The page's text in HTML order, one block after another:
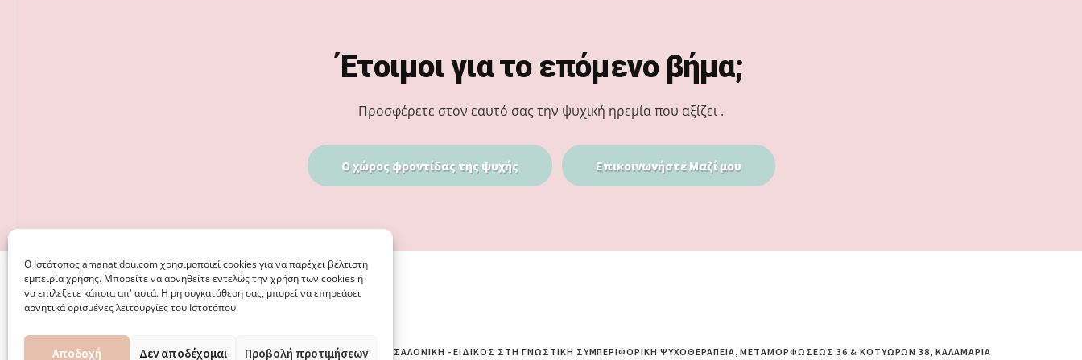
Ο Iστότοπος amanatidou.com χρησιμοποιεί cookies για να παρέχει βέλτιστη
εμπειρία χρήσης. Μπορείτε να αρνηθείτε εντελώς την χρήση των cookies ή
να επιλέξετε κάποια απ' αυτά. Η μη συγκατάθεση σας, μπορεί να επηρεάσει
αρνητικά ορισμένες λειτουργίες του Ιστοτόπου.
Αποδοχή Δεν αποδέχομαι Προβολή προτιμήσεων
Έτοιμοι για το επόμενο βήμα;
Προσφέρετε στον εαυτό σας την ψυχική ηρεμία που αξίζει .
Ο χώρος φροντίδας της ψυχής Επικοινωνήστε Μαζί μου
© 2026 · ΦΩΣΤΗΡΊΑ ΑΜΑΝΑΤΊΔΟΥ, ΨΥΧΟΛΌΓΟΣ ΚΑΛΑΜΑΡΙΆ ΘΕΣΣΑΛΟΝΊΚΗ - ΕΙΔΙΚΌΣ ΣΤΗ ΓΝΩΣΤΙΚΉ ΣΥΜΠΕΡΙΦΟΡΙΚΉ ΨΥΧΟΘΕΡΑΠΕΊΑ, ΜΕΤΑΜΟΡΦΏΣΕΩΣ 36 & ΚΟΤΥΏΡΩΝ 38, ΚΑΛΑΜΑΡΙΆ